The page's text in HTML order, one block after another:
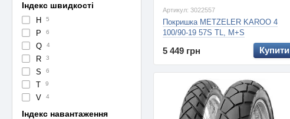
Артикул: 3022557
Покришка METZELER KAROO 4
100/90-19 57S TL, M+S
5 449 грн Купити
Індекс швидкості
H 5
P 6
Q 4
R 3
S 6
T 9
V 4
Індекс навантаження